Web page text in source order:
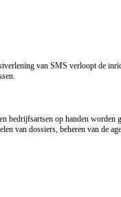
van SMS verloopt de
bedrijfsartsen op handen
van dossiers, beheren van de